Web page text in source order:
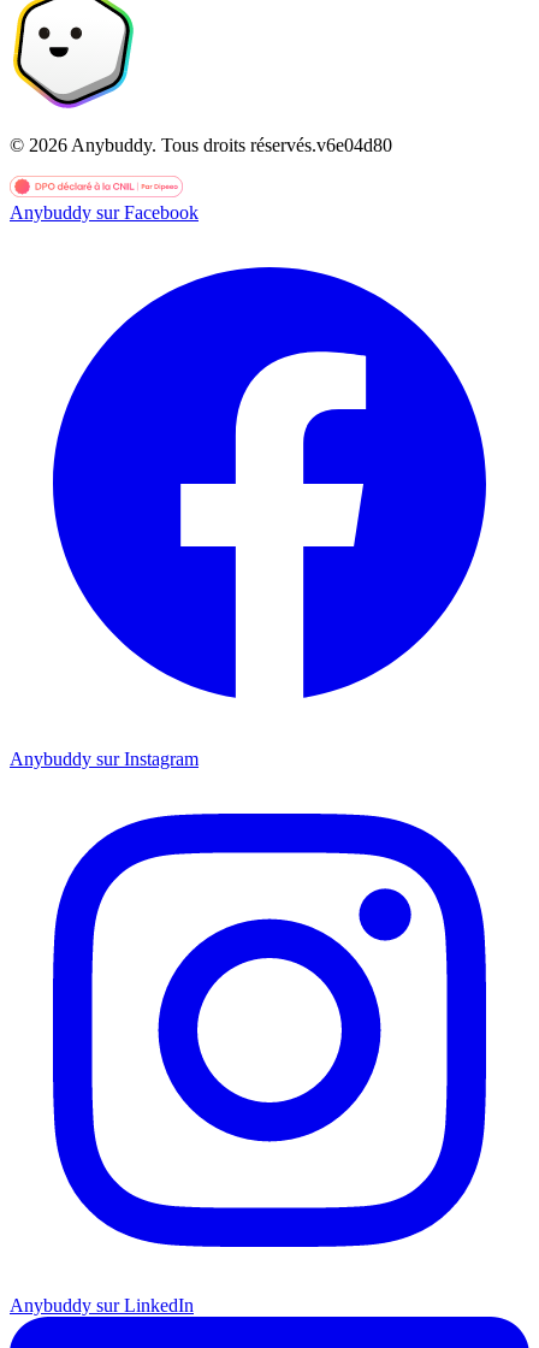
© 2026 Anybuddy. Tous droits réservés.v6e04d80
Anybuddy sur Facebook
Anybuddy sur Instagram
Anybuddy sur LinkedIn